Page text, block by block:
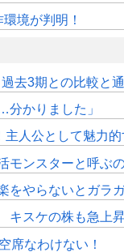
境が判明！
去3期との比較と
かりました」
人公として魅力
モンスターと呼ぶ
やらないとガラ
キスケの株も急上
席なわけない！